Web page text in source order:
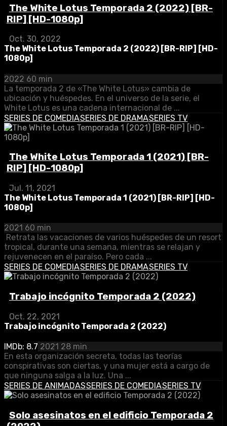
The White Lotus Temporada 2 (2022) [BR-
RIP] [HD-1080p]
Oct. 30, 2022
The White Lotus Temporada 2 (2022) [BR-RIP] [HD-
1080p]
2022 60 min
La temporada 2 de «The White Lotus» cambia de
ubicación y huéspedes. En el universo de la serie, el
White Lotus es una cadena internacional de ...
SERIES DE COMEDIASERIES DE DRAMASERIES TV
The White Lotus Temporada 1 (2021) [BR-
RIP] [HD-1080p]
Jul. 11, 2021
The White Lotus Temporada 1 (2021) [BR-RIP] [HD-
1080p]
2021 60 min
Retrata las vacaciones de varios huéspedes de un resort
tropical, durante una semana, mientras se relajan y
rejuvenecen en el paraíso. Pero cada ...
SERIES DE COMEDIASERIES DE DRAMASERIES TV
Trabajo incógnito Temporada 2 (2022)
Oct. 22, 2021
Trabajo incógnito Temporada 2 (2022)
IMDb: 8.7 2021 28 min
En esta organización secreta, todas las teorías
conspirativas son ciertas, y una mujer está a cargo de
que ninguna salga a la luz. Una ...
SERIES DE ANIMADASSERIES DE COMEDIASERIES TV
Solo asesinatos en el edificio Temporada 2